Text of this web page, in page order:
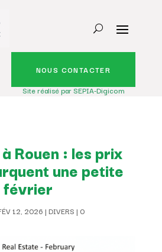
NOUS CONTACTER
Site réalisé par SEPIA-Digicom
Rouen : les prix
une petite
février
12, 2026 | DIVERS | 0